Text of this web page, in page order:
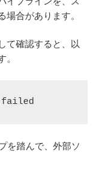
合があります。
て確認すると、以
。
failed
を踏んで、外部ソ